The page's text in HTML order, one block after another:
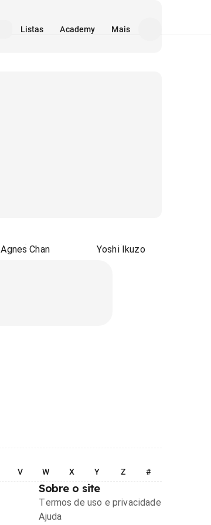
Listas Academy Mais
Agnes Chan Yoshi Ikuzo
V W X Y Z #
Sobre o site
Termos de uso e privacidade
Ajuda